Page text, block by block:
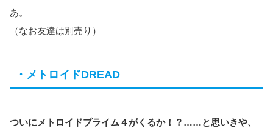
あ。
（なお友達は別売り）
・メトロイドDREAD
ついにメトロイドプライム４がくるか！？……と思いきや、